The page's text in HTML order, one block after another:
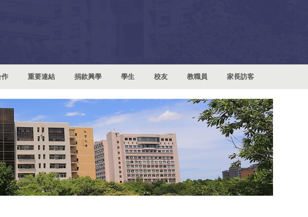
作 重要連結 捐款興學 學生 校友 教職員 家長訪客